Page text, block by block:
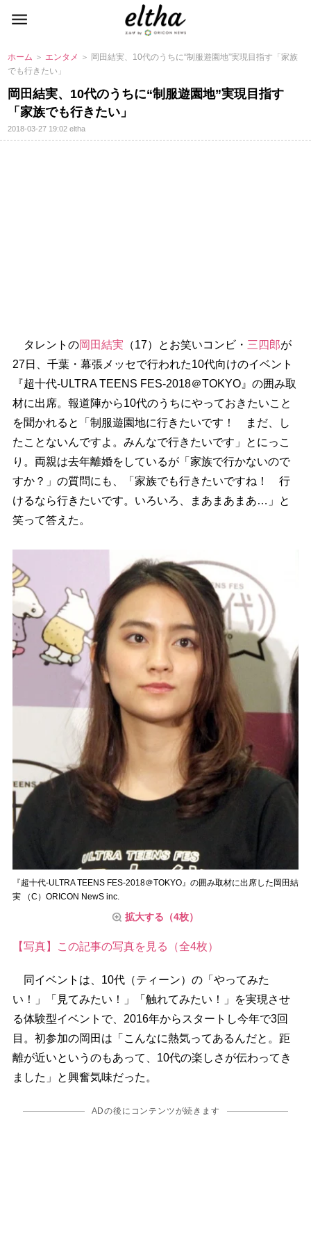
ホーム ＞ エンタメ ＞ 岡田結実、10代のうちに“制服遊園地”実現目指す「家族
でも行きたい」
岡田結実、10代のうちに“制服遊園地”実現目指す
「家族でも行きたい」
2018-03-27 19:02eltha
タレントの岡田結実 （17）とお笑いコンビ・ 三四郎が
27日、千葉・幕張メッセで行われた10代向けのイベント
『超十代-ULTRA TEENS FES-2018＠TOKYO』の囲み取
材に出席。報道陣から10代のうちにやっておきたいこと
を聞かれると「制服遊園地に行きたいです！ まだ、し
たことないんですよ。みんなで行きたいです」とにっこ
り。両親は去年離婚をしているが「家族で行かないので
すか？」の質問にも、「家族でも行きたいですね！ 行
けるなら行きたいです。いろいろ、まあまあまあ…」と
笑って答えた。
『超十代-ULTRA TEENS FES-2018＠TOKYO』の囲み取材に出席した岡田結
実 （C）ORICON NewS inc.
拡大する（4枚）
【写真】この記事の写真を見る（全4枚）
同イベントは、10代（ティーン）の「やってみた
い！」「見てみたい！」「触れてみたい！」を実現させ
る体験型イベントで、2016年からスタートし今年で3回
目。初参加の岡田は「こんなに熱気ってあるんだと。距
離が近いというのもあって、10代の楽しさが伝わってき
ました」と興奮気味だった。
ADの後にコンテンツが続きます